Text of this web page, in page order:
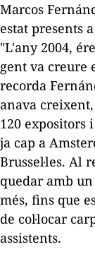
Marcos
estat presents
"L'any 2004,
gent va creure
recorda
anava
120 expositors
ja cap a
Brussel·les. Al
quedar amb
més, fins que
de col·locar
assistents.